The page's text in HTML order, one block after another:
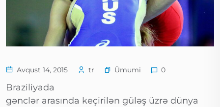
Avqust 14, 2015 tr Ümumi 0
Braziliyada
gənclər arasında keçirilən güləş üzrə dünya